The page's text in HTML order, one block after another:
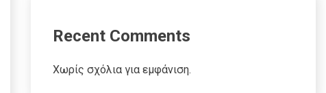
Recent Comments
Χωρίς σχόλια για εμφάνιση.